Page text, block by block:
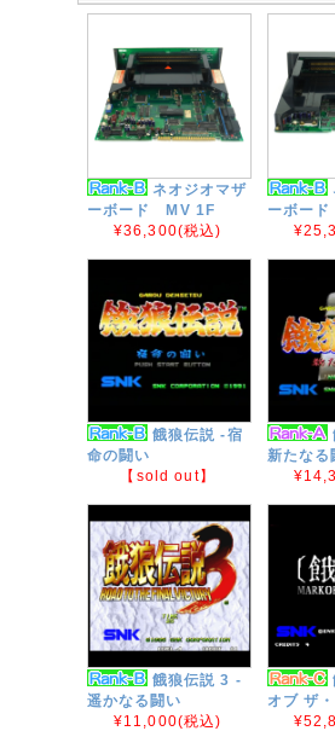
ネオジオマザ
ーボード MV 1F
¥36,300(税込)
ーボー
餓狼伝説 -宿
命の闘い
【sold out】
新たなる
餓狼伝説 3 -
遥かなる闘い
¥11,000(税込)
オブ ザ